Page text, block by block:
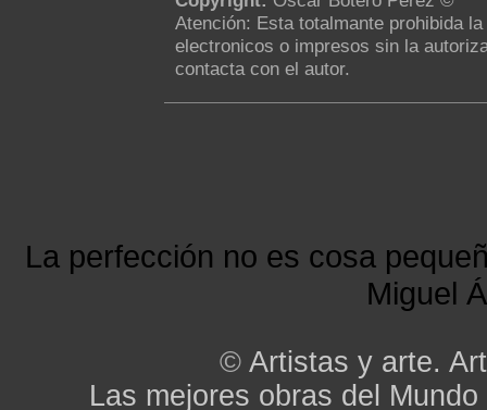
Atención: Esta totalmante prohibida
electronicos o impresos sin la
contacta con el autor.
La perfección no es cosa
Miguel
© Artistas y arte.
Las mejores obras del Mundo